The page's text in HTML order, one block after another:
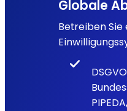
Globale
Betreiben Sie